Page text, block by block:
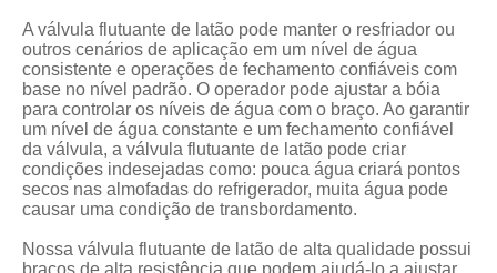
A válvula flutuante de latão pode manter o resfriador ou
outros cenários de aplicação em um nível de água
consistente e operações de fechamento confiáveis ​​com
base no nível padrão. O operador pode ajustar a bóia
para controlar os níveis de água com o braço. Ao garantir
um nível de água constante e um fechamento confiável
da válvula, a válvula flutuante de latão pode criar
condições indesejadas como: pouca água criará pontos
secos nas almofadas do refrigerador, muita água pode
causar uma condição de transbordamento.
Nossa válvula flutuante de latão de alta qualidade possui
braços de alta resistência que podem ajudá-lo a ajustar